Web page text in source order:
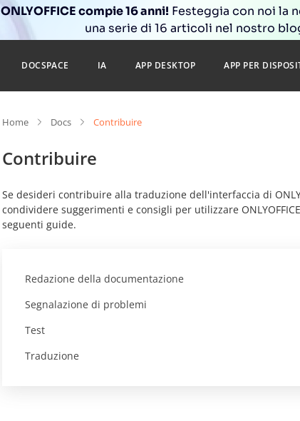
ONLYOFFICE compie 16 anni! Festeggia con noi la
una serie di 16 articoli nel nostro
DOCSPACE IA APP DESKTOP APP PER
Home Docs Contribuire
Contribuire
Se desideri contribuire alla traduzione dell'interfaccia di
condividere suggerimenti e consigli per utilizzare
seguenti guide.
Redazione della documentazione
Segnalazione di problemi
Test
Traduzione